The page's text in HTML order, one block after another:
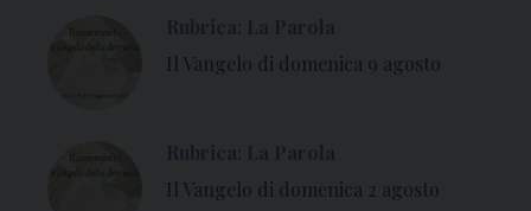
Il Vangelo di domenica 9 agosto
Il Vangelo di domenica 2 agosto